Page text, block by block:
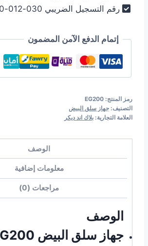
رقم التسجيل الضريبي 030-012-250 .
إتمام الدفع الآمن المضمون
رمز المنتج: EG200
التصنيف: جهاز سلق البيض
العلامة التجارية: بلاك اند ديكر
الوصف
معلومات إضافية
مراجعات (0)
الوصف